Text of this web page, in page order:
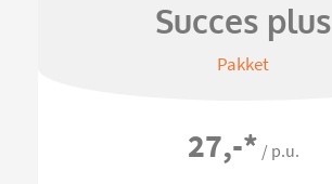
Succes plus
Pakket
27,-* / p.u.